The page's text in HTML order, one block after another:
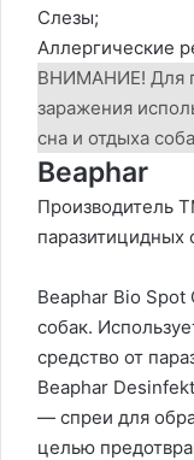
Слезы;
Аллергические
ВНИМАНИЕ! Для
заражения
сна и отдыха
Beaphar
Производитель
паразитицидных
Beaphar Bio
собак.
средство от
Beaphar
— спреи для
целью